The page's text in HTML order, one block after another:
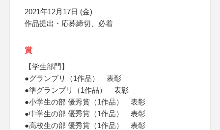
2021年12月17日 (金)
作品提出・応募締切、必着
賞
【学生部門】
●グランプリ（1作品） 表彰
●準グランプリ（1作品） 表彰
●小学生の部 優秀賞（1作品） 表彰
●中学生の部 優秀賞（1作品） 表彰
●高校生の部 優秀賞（1作品） 表彰